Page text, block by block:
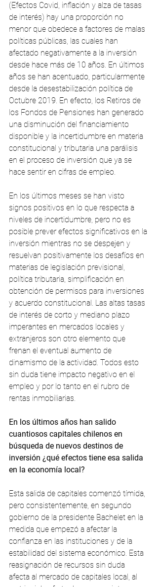
(Efectos Covid, inflación y alza de tasas
de interés) hay una proporción no
menor que obedece a factores de malas
políticas públicas, las cuales han
afectado negativamente a la inversión
desde hace más de 10 años. En últimos
años se han acentuado, particularmente
desde la desestabilización política de
Octubre 2019. En efecto, los Retiros de
los Fondos de Pensiones han generado
una disminución del financiamiento
disponible y la incertidumbre en materia
constitucional y tributaria una parálisis
en el proceso de inversión que ya se
hace sentir en cifras de empleo.
En los últimos meses se han visto
signos positivos en lo que respecta a
niveles de incertidumbre, pero no es
posible prever efectos significativos en la
inversión mientras no se despejen y
resuelvan positivamente los desafíos en
materias de legislación previsional,
política tributaria, simplificación en
obtención de permisos para inversiones
y acuerdo constitucional. Las altas tasas
de interés de corto y mediano plazo
imperantes en mercados locales y
extranjeros son otro elemento que
frenan el eventual aumento de
dinamismo de la actividad. Todos esto
sin duda tiene impacto negativo en el
empleo y por lo tanto en el rubro de
rentas inmobiliarias.
En los últimos años han salido
cuantiosos capitales chilenos en
búsqueda de nuevos destinos de
inversión ¿qué efectos tiene esa salida
en la economía local?
Esta salida de capitales comenzó tímida,
pero consistentemente, en segundo
gobierno de la presidente Bachelet en la
medida que empezó a afectar la
confianza en las instituciones y de la
estabilidad del sistema económico. Esta
reasignación de recursos sin duda
afecta al mercado de capitales local, al